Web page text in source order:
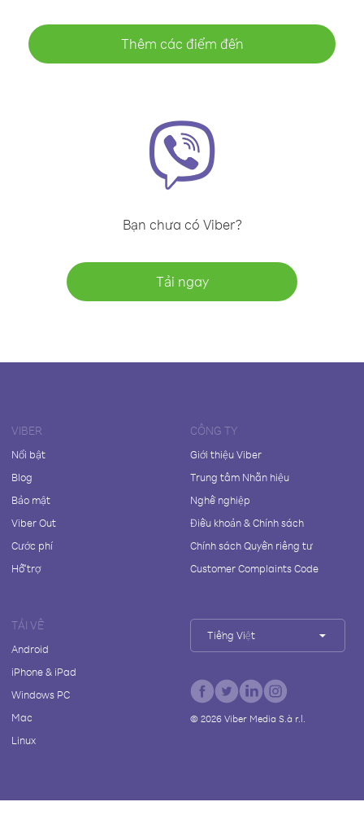
Thêm các điểm đến
Bạn chưa có Viber?
Tải ngay
VIBER
Nổi bật
Blog
Bảo mật
Viber Out
Cước phí
Hỗ trợ
CÔNG TY
Giới thiệu Viber
Trung tâm Nhãn hiệu
Nghề nghiệp
Điều khoản & Chính sách
Chính sách Quyền riêng tư
Customer Complaints Code
TẢI VỀ
Android
iPhone & iPad
Windows PC
Mac
Linux
Tiếng Việt
© 2026Viber Media S.à r.l.